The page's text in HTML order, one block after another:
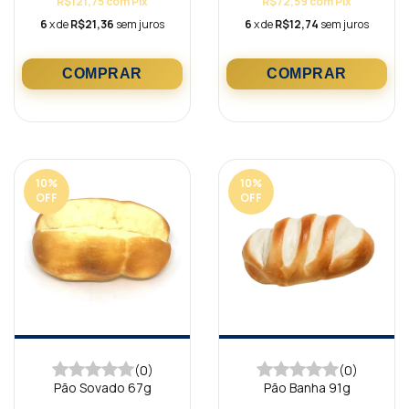
6x deR$21,36 sem juros
6x deR$12,74 sem juros
10%
OFF
(0)
Pão Sovado 67g
10%
OFF
(0)
Pão Banha 91g